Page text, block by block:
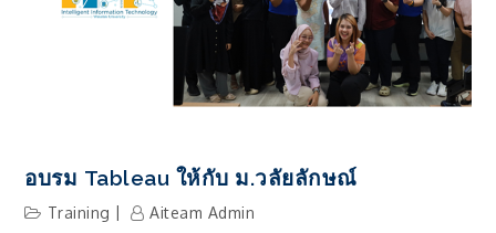
พร้อม
สู่
การ
เป็น
อบรม Tableau ให้กับ ม.วลัยลักษณ์
Training Aiteam Admin